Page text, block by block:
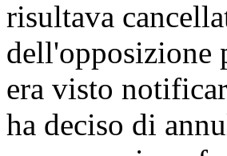
risultava
dell'opposizione
era visto
ha deciso di